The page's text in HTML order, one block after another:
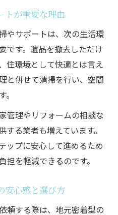
トが重要な理由
やサポートは、次の生活環
です。遺品を撤去しただけ
住環境として快適とは言え
と併せて清掃を行い、空間
管理やリフォームの相談な
る業者も増えています。
ップに安心して進めるため
を軽減できるのです。
安心感と選び方
頼する際は、地元密着型の